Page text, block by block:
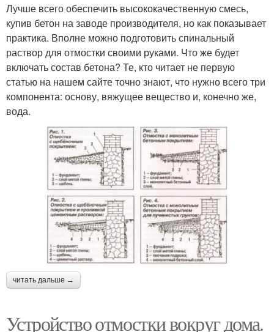
Лучше всего обеспечить высококачественную смесь,
купив бетон на заводе производителя, но как показывает
практика. Вполне можно подготовить спинальный
раствор для отмостки своими руками. Что же будет
включать состав бетона? Те, кто читает не первую
статью на нашем сайте точно знают, что нужно всего три
компонента: основу, вяжущее вещество и, конечно же,
вода.
читать дальше →
Устройство отмостки вокруг дома.